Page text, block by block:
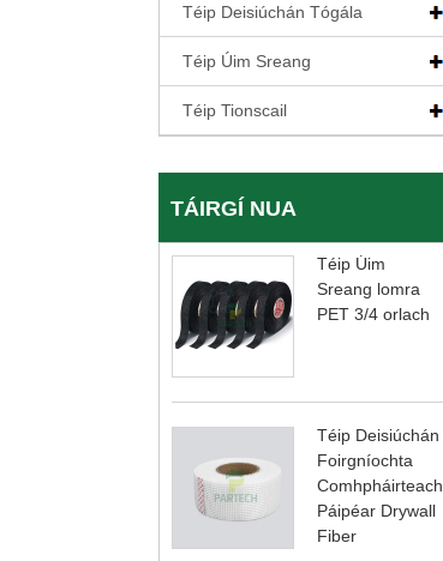
Téip Deisiúchán Tógála
Téip Úim Sreang
Téip Tionscail
TÁIRGÍ NUA
Téip Úim
Sreang lomra
PET 3/4 orlach
Téip Deisiúchán
Foirgníochta
Comhpháirteach
Páipéar Drywall
Fiber